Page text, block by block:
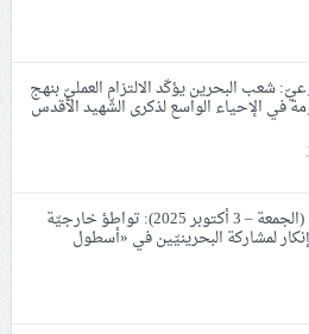
شعب البحرين يؤكّد الالتزام العمليّ بنهج
في الإحياء الواسع لذكرى الشّهيد الأقدس
حدث الأسبوع (الجمعة – 3 أكتوبر 2025): تواطؤ خارجيّة
لمشاركة البحرينيّين في «أسطول